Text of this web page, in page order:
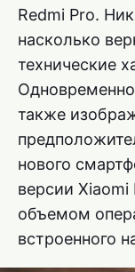
Redmi Pro.
насколько
технические
также
нового
версии
объемом
встроенного